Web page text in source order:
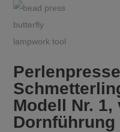
Modell Nr.
Dornführung